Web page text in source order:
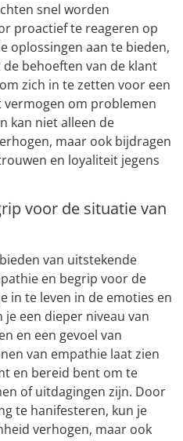
snel worden
proactief te reageren op
oplossingen aan te bieden,
behoeften van de klant
zich in te zetten voor een
om problemen
kan niet alleen de
maar ook bijdragen
en loyaliteit jegens
voor de situatie van
van uitstekende
en begrip voor de
in te leven in de emoties en
een dieper niveau van
en een gevoel van
van empathie laat zien
en bereid bent om te
of uitdagingen zijn. Door
te hanifesteren, kun je
verhogen, maar ook